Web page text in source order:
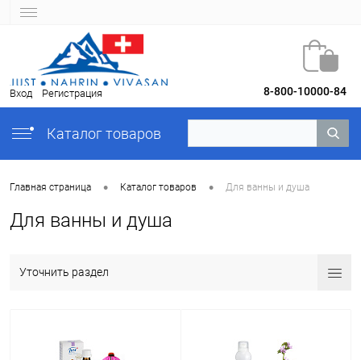
Вход Регистрация 8-800-10000-84
Каталог товаров
Главная страница • Каталог товаров • Для ванны и душа
Для ванны и душа
Уточнить раздел